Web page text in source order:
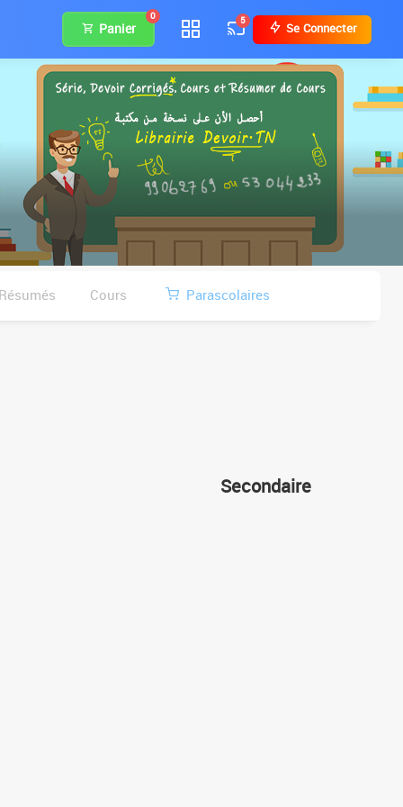
Panier
0 5 Se Connecter
Résumés Cours Parascolaires
Secondaire